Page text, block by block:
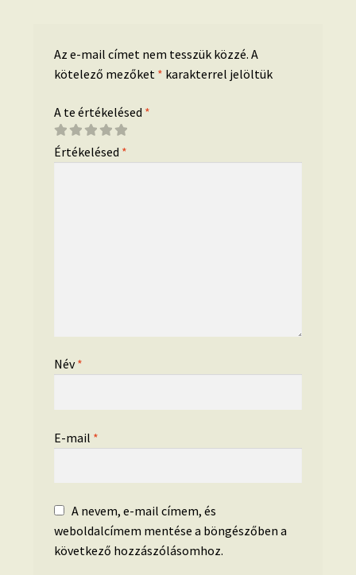
Az e-mail címet nem tesszük közzé. A
kötelező mezőket * karakterrel jelöltük
A te értékelésed *
Értékelésed *
Név*
E-mail *
A nevem, e-mail címem, és
weboldalcímem mentése a böngészőben a
következő hozzászólásomhoz.